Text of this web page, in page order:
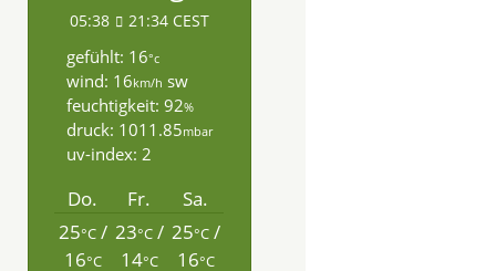
05:38 21:34 CEST
gefühlt: 16°c
wind: 16km/h sw
feuchtigkeit: 92%
druck: 1011.85mbar
uv-index: 2
Do. Fr.
Sa.
25°C/
16°C
23°C/
14°C
25°C/
16°C